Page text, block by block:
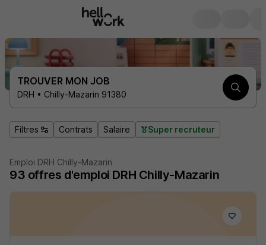
TROUVER MON JOB
DRH • Chilly-Mazarin 91380
Filtres Contrats Salaire Super recruteur
Emploi DRH Chilly-Mazarin
93 offres d'emploi DRH Chilly-Mazarin